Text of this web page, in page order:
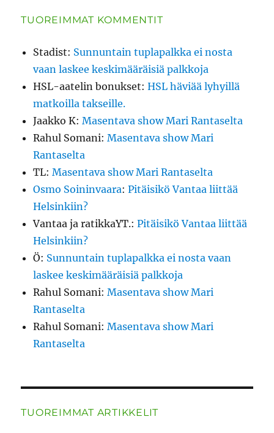
TUOREIMMAT KOMMENTIT
Stadist: Sunnuntain tuplapalkka ei nosta
vaan laskee keskimääräisiä palkkoja
HSL-aatelin bonukset:HSL häviää lyhyillä
matkoilla takseille.
Jaakko K:Masentava show Mari Rantaselta
Rahul Somani:Masentava show Mari
Rantaselta
TL:Masentava show Mari Rantaselta
Osmo Soininvaara:Pitäisikö Vantaa liittää
Helsinkiin?
Vantaa ja ratikkaYT.:Pitäisikö Vantaa liittää
Helsinkiin?
Ö: Sunnuntain tuplapalkka ei nosta vaan
laskee keskimääräisiä palkkoja
Rahul Somani:Masentava show Mari
Rantaselta
Rahul Somani:Masentava show Mari
Rantaselta
TUOREIMMAT ARTIKKELIT